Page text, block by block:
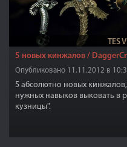
TES
5 новых кинжалов /
Опубликовано 11.11.2012 в
5 абсолютно новых
нужных навыков выковать в
кузницы".